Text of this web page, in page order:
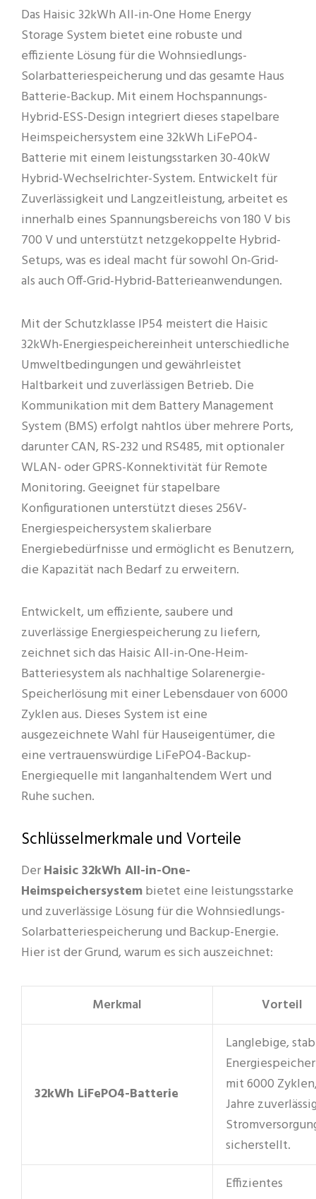
Das Haisic 32kWh All-in-One Home Energy
Storage System bietet eine robuste und
effiziente Lösung für die Wohnsiedlungs-
Solarbatteriespeicherung und das gesamte Haus
Batterie-Backup. Mit einem Hochspannungs-
Hybrid-ESS-Design integriert dieses stapelbare
Heimspeichersystem eine 32kWh LiFePO4-
Batterie mit einem leistungsstarken 30-40kW
Hybrid-Wechselrichter-System. Entwickelt für
Zuverlässigkeit und Langzeitleistung, arbeitet es
innerhalb eines Spannungsbereichs von 180 V bis
700 V und unterstützt netzgekoppelte Hybrid-
Setups, was es ideal macht für sowohl On-Grid-
als auch Off-Grid-Hybrid-Batterieanwendungen.
Mit der Schutzklasse IP54 meistert die Haisic
32kWh-Energiespeichereinheit unterschiedliche
Umweltbedingungen und gewährleistet
Haltbarkeit und zuverlässigen Betrieb. Die
Kommunikation mit dem Battery Management
System (BMS) erfolgt nahtlos über mehrere Ports,
darunter CAN, RS-232 und RS485, mit optionaler
WLAN- oder GPRS-Konnektivität für Remote
Monitoring. Geeignet für stapelbare
Konfigurationen unterstützt dieses 256V-
Energiespeichersystem skalierbare
Energiebedürfnisse und ermöglicht es Benutzern,
die Kapazität nach Bedarf zu erweitern.
Entwickelt, um effiziente, saubere und
zuverlässige Energiespeicherung zu liefern,
zeichnet sich das Haisic All-in-One-Heim-
Batteriesystem als nachhaltige Solarenergie-
Speicherlösung mit einer Lebensdauer von 6000
Zyklen aus. Dieses System ist eine
ausgezeichnete Wahl für Hauseigentümer, die
eine vertrauenswürdige LiFePO4-Backup-
Energiequelle mit langanhaltendem Wert und
Ruhe suchen.
Schlüsselmerkmale und Vorteile
DerHaisic 32kWh All-in-One-
Heimspeichersystembietet eine leistungsstarke
und zuverlässige Lösung für die Wohnsiedlungs-
Solarbatteriespeicherung und Backup-Energie.
Hier ist der Grund, warum es sich auszeichnet:
Merkmal Vorteil
32kWh LiFePO4-Batterie
Langlebige,
mit 6000
Jahre
sicherstellt.
Effizientes